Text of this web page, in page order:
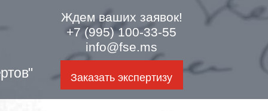
Ждем ваших заявок!
+7 (995) 100-33-55
info@fse.ms
Заказать экспертизу